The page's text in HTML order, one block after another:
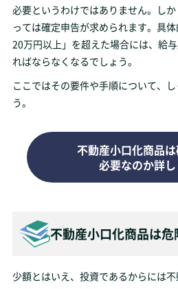
必要というわけではありません。し
っては確定申告が求められます。具
20万円以上」を超えた場合には、給
ればならなくなるでしょう。
ここではその要件や手順について、
う。
不動産小口化商品
必要なのか詳
不動産小口化商品は危
少額とはいえ、投資であるからには